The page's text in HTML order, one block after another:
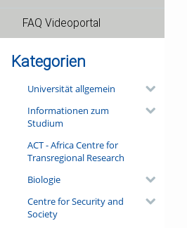
FAQ Videoportal
Kategorien
Universität allgemein
Informationen zum
Studium
ACT - Africa Centre for
Transregional Research
Biologie
Centre for Security and
Society